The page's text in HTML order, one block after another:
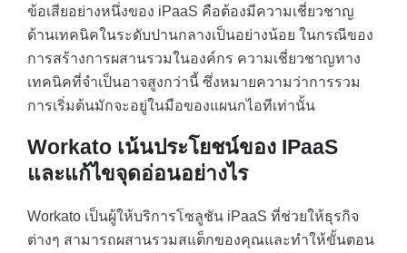
ข้อเสียอย่างหนึ่งของ iPaaS คือต้องมีความเชี่ยวชาญ
ด้านเทคนิคในระดับปานกลางเป็นอย่างน้อย ในกรณีของ
การสร้างการผสานรวมในองค์กร ความเชี่ยวชาญทาง
เทคนิคที่จำเป็นอาจสูงกว่านี้ ซึ่งหมายความว่าการรวม
การเริ่มต้นมักจะอยู่ในมือของแผนกไอทีเท่านั้น
Workato เน้นประโยชน์ของ IPaaS
และแก้ไขจุดอ่อนอย่างไร
Workato เป็นผู้ให้บริการโซลูชัน iPaaS ที่ช่วยให้ธุรกิจ
ต่างๆ สามารถผสานรวมสแต็กของคุณและทำให้ขั้นตอน